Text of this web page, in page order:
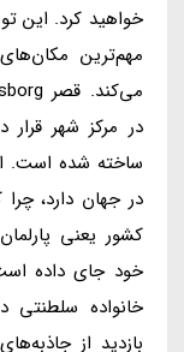
خواهید کرد. این
در مرکز شهر
ساخته شده است.
در جهان دارد،
کشور یعنی
خود جای داده
خانواده سلطنتی
بازدید از